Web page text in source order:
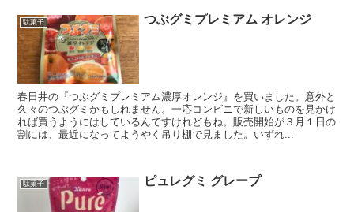
駄菓子 つぶグミプレミアム オレンジ
春日井の『つぶグミプレミアム濃厚オレンジ』を買いました。意外と
久々のつぶグミかもしれません。一応コンビニで新しいものを見かけ
れば買うようにはしているんですけれどもね。販売開始が３月１日の
割には、最近になってようやく吊り棚で見ました。いずれ...
駄菓子 ピュレグミ グレープ